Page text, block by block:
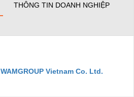
THÔNG TIN DOANH NGHIỆP
WAMGROUP Vietnam Co. Ltd.